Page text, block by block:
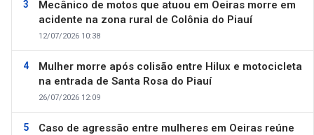
Mecânico de motos que atuou em Oeiras morre em
acidente na zona rural de Colônia do Piauí
12/07/2026 10:38
Mulher morre após colisão entre Hilux e motocicleta
na entrada de Santa Rosa do Piauí
26/07/2026 12:09
Caso de agressão entre mulheres em Oeiras reúne